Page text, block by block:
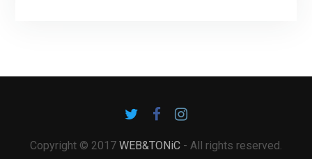
Copyright © 2017 WEB&TONiC - All rights reserved.